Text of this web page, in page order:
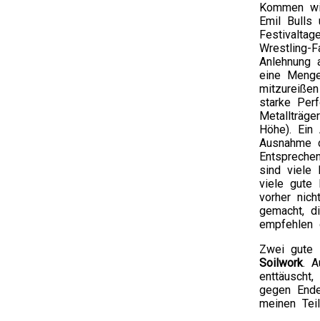
Kommen
Emil Bulls
Wrestling-
eine
starke
Höhe).
sind viele
viele gute
vorher
gemacht,
empfehlen
Zwei gute
Soilwork.
gegen
meinen